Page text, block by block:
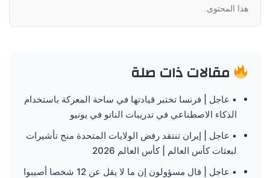
هذا المحتوى.
مقالات ذات صلة
• عاجل | فرنسا تختبر قيادتها في ساحة المعركة باستخدام
الذكاء الاصطناعي في تدريبات الناتو في يونيو
• عاجل | إيران تنتقد رفض الولايات المتحدة منح تأشيرات
لبعثات كأس العالم | كأس العالم 2026
• عاجل | قال مسؤولون إن ما لا يقل عن 12 شخصا أصيبوا